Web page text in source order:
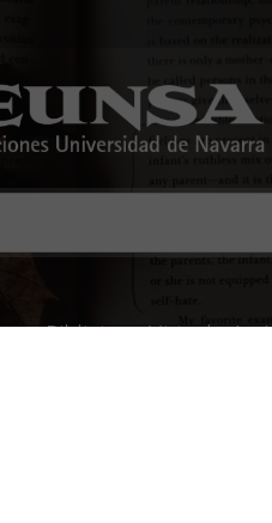
Biblioteca Virtual La